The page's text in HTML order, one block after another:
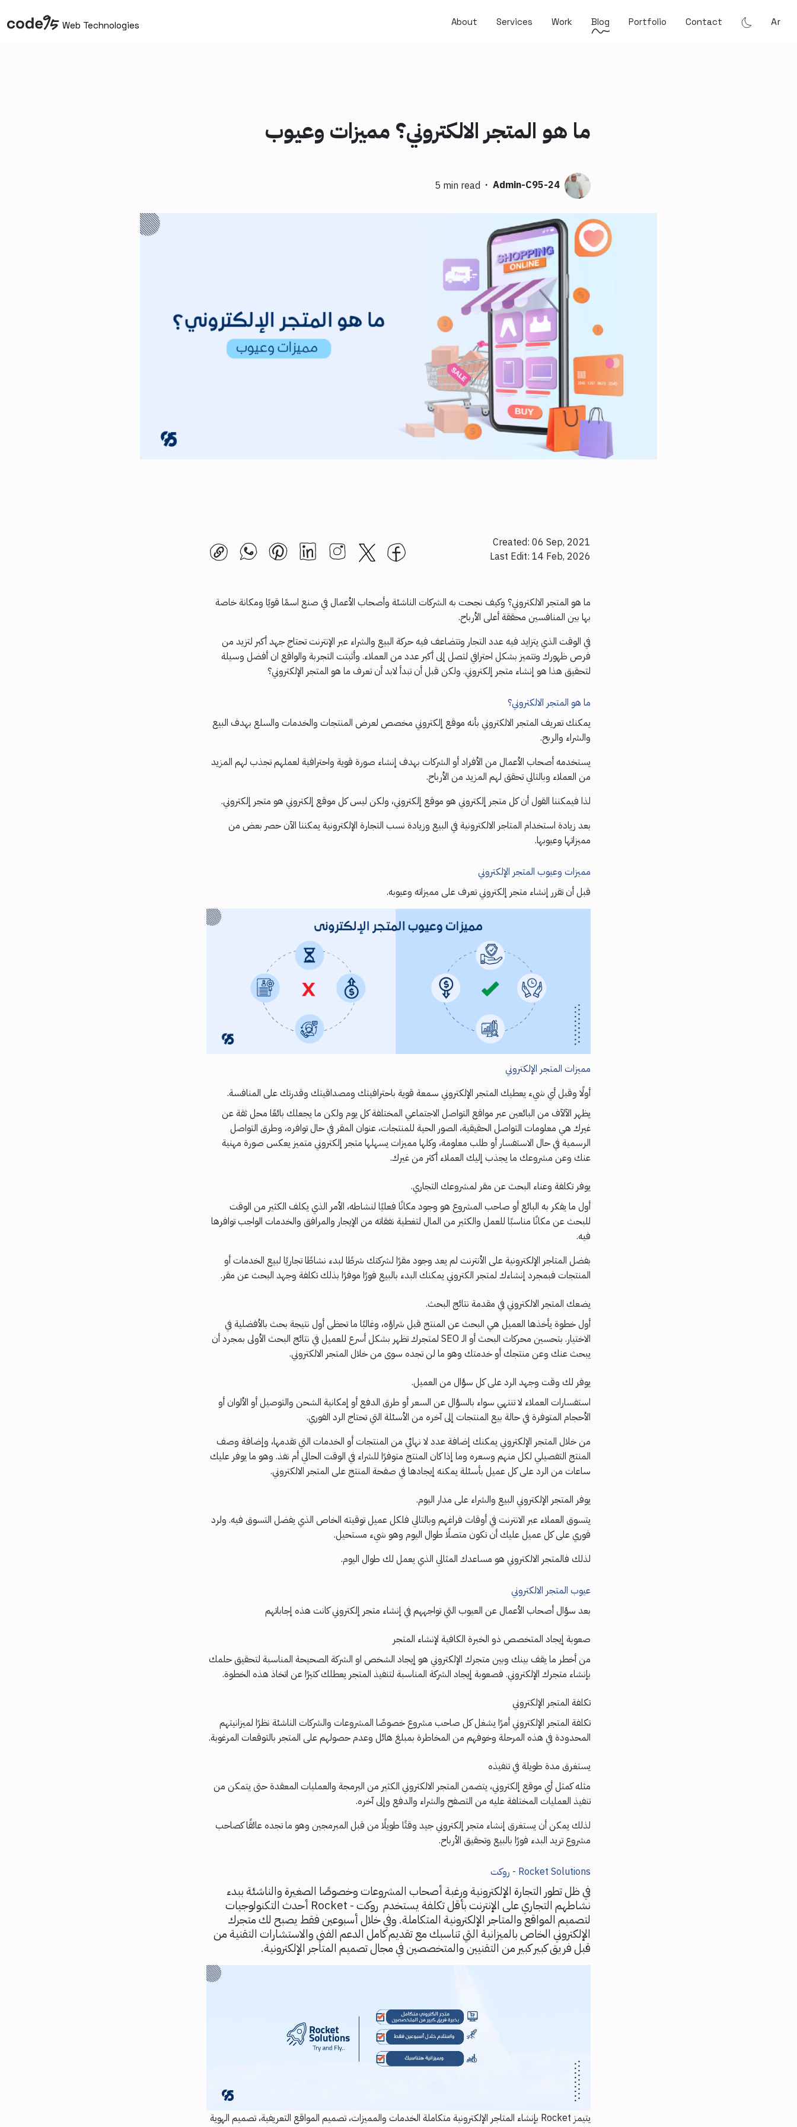
Web Technologies About Services Work Blog Portfolio Contact Ar
ما هو المتجر الالكتروني؟ مميزات وعيوب
Admin-C95-24
·
5 min read
Created: 06 Sep, 2021
Last Edit: 14 Feb, 2026
ما هو المتجر الالكتروني؟ وكيف نجحت به الشركات الناشئة وأصحاب الأعمال في صنع اسمًا قويًا ومكانة خاصة
بها بين المنافسين محققة أعلى الأرباح.
في الوقت الذي يتزايد فيه عدد التجار وتتضاعف فيه حركة البيع والشراء عبر الإنترنت تحتاج جهد أكبر لتزيد من
فرص ظهورك وتتميز بشكل احترافي لتصل إلى أكبر عدد من العملاء. وأثبتت التجربة والواقع ان أفضل وسيلة
لتحقيق هذا هو إنشاء متجر إلكتروني. ولكن قبل أن تبدأ لابد أن تعرف ما هو المتجر الإلكتروني؟
ما هو المتجر الالكتروني؟
يمكنك تعريف المتجر الالكتروني بأنه موقع إلكتروني مخصص لعرض المنتجات والخدمات والسلع بهدف البيع
والشراء والربح.
يستخدمه أصحاب الأعمال من الأفراد أو الشركات بهدف إنشاء صورة قوية واحترافية لعملهم تجذب لهم المزيد
من العملاء وبالتالي تحقق لهم المزيد من الأرباح.
لذا فيمكننا القول أن كل متجر إلكتروني هو موقع إلكتروني، ولكن ليس كل موقع إلكتروني هو متجر إلكتروني.
بعد زيادة استخدام المتاجر الالكترونية في البيع وزيادة نسب التجارة الإلكترونية يمكننا الآن حصر بعض من
مميزاتها وعيوبها.
مميزات وعيوب المتجر الإلكتروني
قبل أن تقرر إنشاء متجر إلكتروني تعرف على مميزاته وعيوبه.
مميزات المتجر الإلكتروني
أولًا وقبل أي شيء يعطيك المتجر الإلكتروني سمعة قوية باحترافيتك ومصداقيتك وقدرتك على المنافسة.
يظهر الآلآف من البائعين عبر مواقع التواصل الاجتماعي المختلفة كل يوم ولكن ما يجعلك بائعًا محل ثقة عن
غيرك هي معلومات التواصل الحقيقية، الصور الحية للمنتجات، عنوان المقر في حال توافره، وطرق التواصل
الرسمية في حال الاستفسار أو طلب معلومة، وكلها مميزات يسهلها متجر إلكتروني متميز يعكس صورة مهنية
عنك وعن مشروعك ما يجذب إليك العملاء أكثر من غيرك.
يوفر تكلفة وعناء البحث عن مقر لمشروعك التجاري.
أول ما يفكر به البائع أو صاحب المشروع هو وجود مكانًا فعليًا لنشاطه، الأمر الذي يكلف الكثير من الوقت
للبحث عن مكانًا مناسبًا للعمل والكثير من المال لتغطية نفقاته من الإيجار والمرافق والخدمات الواجب توافرها
فيه.
بفضل المتاجر الإلكترونية على الأنترنت لم يعد وجود مقرًا لشركتك شرطًا لبدء نشاطًا تجاريًا لبيع الخدمات أو
المنتجات فبمجرد إنشاءك لمتجر الكتروني يمكنك البدء بالبيع فورًا موفرًا بذلك تكلفة وجهد البحث عن مقر.
يضعك المتجر الالكتروني في مقدمة نتائج البحث.
أول خطوة يأخذها العميل هي البحث عن المنتج قبل شراؤه، وغالبًا ما تحظى أول نتيجة بحث بالأفضلية في
الاختيار. بتحسين محركات البحث أو الـ SEO لمتجرك تظهر بشكل أسرع للعميل في نتائج البحث الأولى بمجرد أن
يبحث عنك وعن منتجك أو خدمتك وهو ما لن تجده سوى من خلال المتجر الالكتروني.
يوفر لك وقت وجهد الرد على كل سؤال من العميل.
استفسارات العملاء لا تنتهي سواء بالسؤال عن السعر أو طرق الدفع أو إمكانية الشحن والتوصيل أو الألوان أو
الأحجام المتوفرة في حالة بيع المنتجات إلى آخره من الأسئلة التي تحتاج الرد الفوري.
من خلال المتجر الإلكتروني يمكنك إضافة عدد لا نهائي من المنتجات أو الخدمات التي تقدمها، وإضافة وصف
المنتج التفصيلي لكل منهم وسعره وما إذا كان المنتج متوفرًا للشراء في الوقت الحالي أم نفذ. وهو ما يوفر عليك
ساعات من الرد على كل عميل بأسئلة يمكنه إيجادها في صفحة المنتج على المتجر الالكتروني.
يوفر المتجر الإلكتروني البيع والشراء على مدار اليوم.
يتسوق العملاء عبر الانترنت في أوقات فراغهم وبالتالي فلكل عميل توقيته الخاص الذي يفضل التسوق فيه. ولرد
فوري على كل عميل عليك أن تكون متصلًا طوال اليوم وهو شيء مستحيل.
لذلك فالمتجر الالكتروني هو مساعدك المثالي الذي يعمل لك طوال اليوم.
عيوب المتجر الالكتروني
بعد سؤال أصحاب الأعمال عن العيوب التي تواجههم في إنشاء متجر إلكتروني كانت هذه إجاباتهم
صعوبة إيجاد المتخصص ذو الخبرة الكافية لإنشاء المتجر
من أخطر ما يقف بينك وبين متجرك الإلكتروني هو إيجاد الشخص او الشركة الصحيحة المناسبة لتحقيق حلمك
بإنشاء متجرك الإلكتروني. فصعوبة إيجاد الشركة المناسبة لتنفيذ المتجر يعطلك كثيرًا عن اتخاذ هذه الخطوة.
تكلفة المتجر الإلكتروني
تكلفة المتجر الإلكتروني أمرًا يشغل كل صاحب مشروع خصوصًا المشروعات والشركات الناشئة نظرًا لميزانيتهم
المحدودة في هذه المرحلة وخوفهم من المخاطرة بمبلغ هائل وعدم حصولهم على المتجر بالتوقعات المرغوبة.
يستغرق مدة طويلة في تنفيذه
مثله كمثل أي موقع إلكتروني، يتضمن المتجر الالكتروني الكثير من البرمجة والعمليات المعقدة حتى يتمكن من
تنفيذ العمليات المختلفة عليه من التصفح والشراء والدفع وإلى آخره.
لذلك يمكن أن يستغرق إنشاء متجر إلكتروني جيد وقتًا طويلًا من قبل المبرمجين وهو ما تجده عائقًا كصاحب
مشروع تريد البدء فورًا بالبيع وتحقيق الأرباح.
Rocket Solutions - روكت
في ظل تطور التجارة الإلكترونية ورغبة أصحاب المشروعات وخصوصًا الصغيرة والناشئة ببدء
نشاطهم التجاري على الإنترنت بأقل تكلفة يستخدم روكت - Rocket أحدث التكنولوجيات
لتصميم المواقع والمتاجر الإلكترونية المتكاملة. وفي خلال أسبوعين فقط يصبح لك متجرك
الإلكتروني الخاص بالميزانية التي تناسبك مع تقديم كامل الدعم الفني والاستشارات التقنية من
قبل فريق كبير كبير من التقنيين والمتخصصين في مجال تصميم المتاجر الإلكترونية.
يتيمز Rocket بإنشاء المتاجر الإلكترونية متكاملة الخدمات والمميزات، تصميم المواقع التعريفية، تصميم الهوية